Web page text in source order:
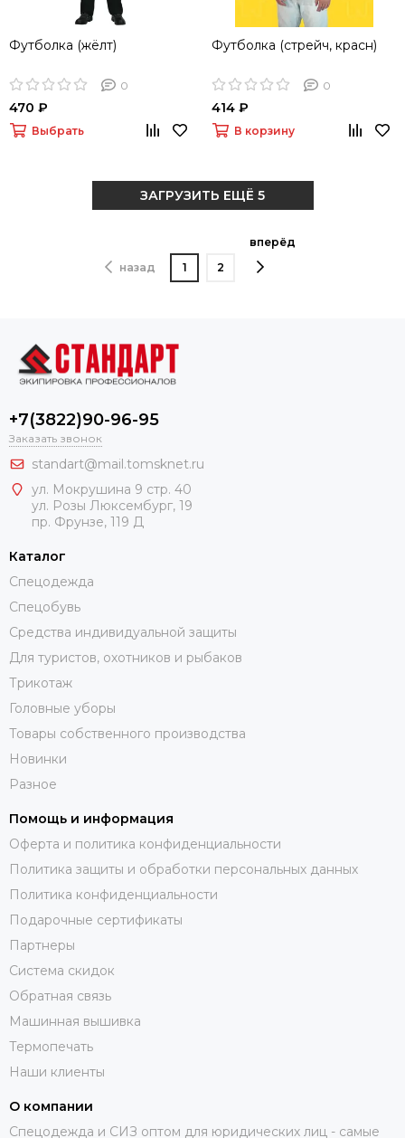
Футболка (жёлт)
0
470 ₽
Выбрать
Футболка (стрейч, красн)
0
414 ₽
В корзину
ЗАГРУЗИТЬ ЕЩЁ 5
назад 1 2
вперёд
+7(3822)90-96-95
Заказать звонок
standart@mail.tomsknet.ru
ул. Мокрушина 9 стр. 40
ул. Розы Люксембург, 19
пр. Фрунзе, 119 Д
Каталог
Спецодежда
Спецобувь
Средства индивидуальной защиты
Для туристов, охотников и рыбаков
Трикотаж
Головные уборы
Товары собственного производства
Новинки
Разное
Помощь и информация
Оферта и политика конфиденциальности
Политика защиты и обработки персональных данных
Политика конфиденциальности
Подарочные сертификаты
Партнеры
Система скидок
Обратная связь
Машинная вышивка
Термопечать
Наши клиенты
О компании
Спецодежда и СИЗ оптом для юридических лиц - самые